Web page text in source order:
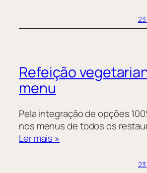
Refeição
menu
Pela integração de opções
nos menus de todos os
Ler mais »